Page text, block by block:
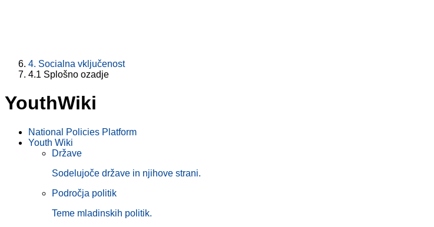
4. Socialna vključenost
4.1 Splošno ozadje
YouthWiki
NPP
National Policies Platform
Youth Wiki
Države
Sodelujoče države in njihove strani.
Področja politik
Teme mladinskih politik.